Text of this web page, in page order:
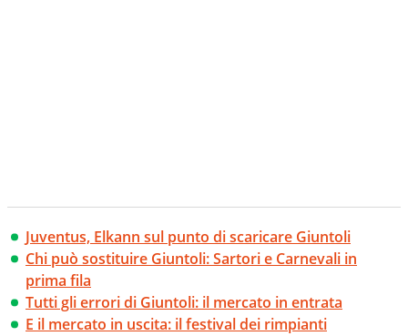
Juventus, Elkann sul punto di scaricare Giuntoli
Chi può sostituire Giuntoli: Sartori e Carnevali in
prima fila
Tutti gli errori di Giuntoli: il mercato in entrata
E il mercato in uscita: il festival dei rimpianti